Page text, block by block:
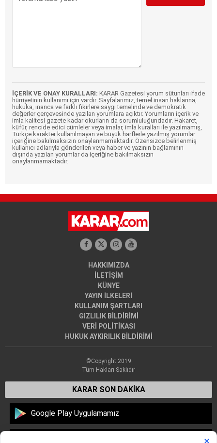
İÇERİK VE ONAY KURALLARI: KARAR Gazetesi yorum sütunları ifade
hürriyetinin kullanımı için vardır. Sayfalarımız, temel insan haklarına,
hukuka, inanca ve farklı fikirlere saygı temelinde ve demokratik
değerler çerçevesinde yazılan yorumlara açıktır. Yorumların içerik ve
imla kalitesi gazete kadar okurların da sorumluluğundadır. Hakaret,
küfür, rencide edici cümleler veya imalar, imla kuralları ile yazılmamış,
Türkçe karakter kullanılmayan ve büyük harflerle yazılmış yorumlar
içeriğine bakılmaksızın onaylanmamaktadır. Özensizce belirlenmiş
kullanıcı adlarıyla gönderilen veya haber ve yazının bağlamının
dışında yazılan yorumlar da içeriğine bakılmaksızın
onaylanmamaktadır.
HAKKIMIZDA
İLETİŞİM
KÜNYE
YAYIN İLKELERİ
KULLANIM ŞARTLARI
GIZLILIK BİLDİRİMİ
VERİ POLİTİKASI
HUKUK AYKIRILIK BİLDİRİMİ
©Copyright 2019
Tüm Hakları Saklıdır
KARAR SON DAKİKA
Google Play Uygulamamız